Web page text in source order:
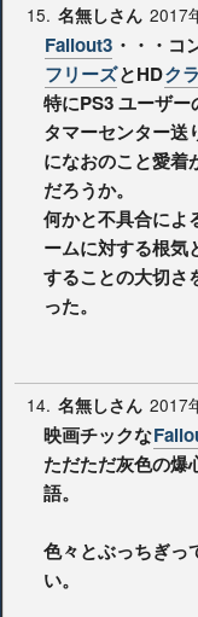
15. 名無しさん 2017
Fallout3 ・・・コ
フリーズとHDク
特にPS3 ユーザ
タマーセンター送
になおのこと愛着
だろうか。
何かと不具合によ
ームに対する根気
することの大切さ
った。
14. 名無しさん 2017
映画チックな
ただただ灰色の爆
語。
色々とぶっちぎっ
い。